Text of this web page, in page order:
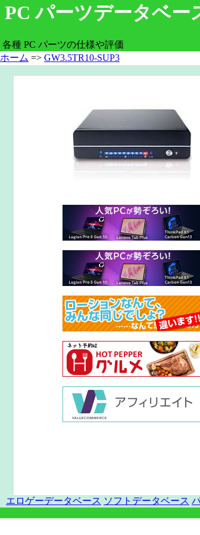
PC パーツデータベー
各種 PC パーツの仕様や評価
ホーム => GW3.5TR10-SUP3
エロゲーデータベース ソフトデータベース